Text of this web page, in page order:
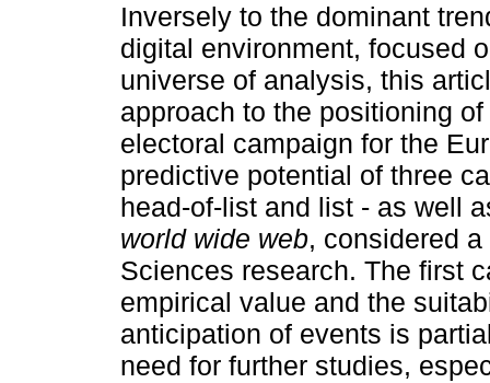
Inversely to the dominant
digital environment, focused
universe of analysis, this
approach to the positioning
electoral campaign for the
predictive potential of three
head-of-list and list - as well
world wide web, considered
Sciences research. The first
empirical value and the
anticipation of events is
need for further studies,